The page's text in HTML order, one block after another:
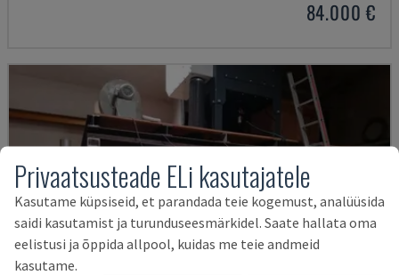
84.000 €
Privaatsusteade ELi kasutajatele
Kasutame küpsiseid, et parandada teie kogemust, analüüsida
saidi kasutamist ja turunduseesmärkidel. Saate hallata oma
eelistusi ja õppida allpool, kuidas me teie andmeid
kasutame.